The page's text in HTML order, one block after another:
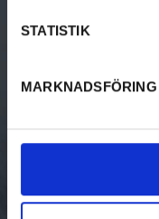
STATISTIK
MARKNADSFÖRING
Evenemang